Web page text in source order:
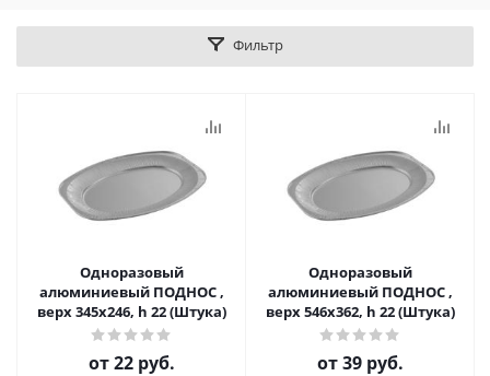
Фильтр
Одноразовый
алюминиевый ПОДНОС ,
верх 345х246, h 22 (Штука)
от22 руб.
Одноразовый
алюминиевый ПОДНОС ,
верх 546х362, h 22 (Штука)
от39 руб.